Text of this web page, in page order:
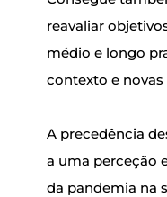
reavaliar
médio e longo
contexto e novas
A precedência
a uma perceção
da pandemia na